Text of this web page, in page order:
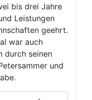
bis drei Jahre
Leistungen
geehrt.
war auch
durch seinen
und